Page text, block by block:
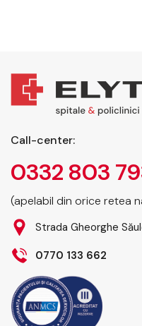
Call-center:
0332 803
(apelabil din orice retea
Strada Gheorghe
0770 133 662